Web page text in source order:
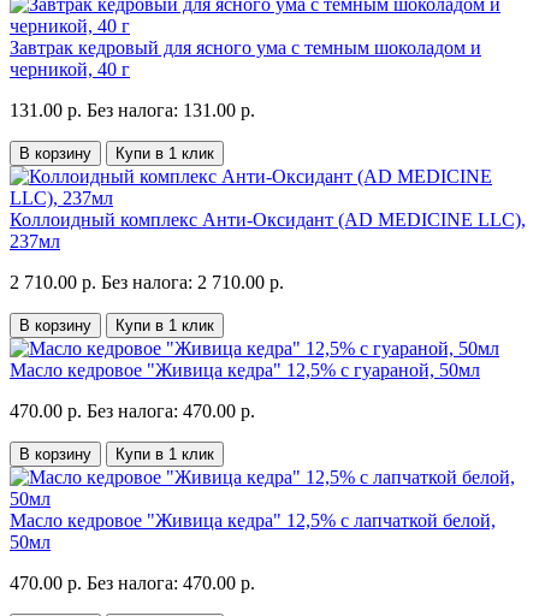
Завтрак кедровый для ясного ума с темным шоколадом и
черникой, 40 г
131.00 р. Без налога: 131.00 р.
В корзину Купи в 1 клик
Коллоидный комплекс Анти-Оксидант (AD MEDICINE LLC),
237мл
2 710.00 р. Без налога: 2 710.00 р.
В корзину Купи в 1 клик
Масло кедровое "Живица кедра" 12,5% с гуараной, 50мл
470.00 р. Без налога: 470.00 р.
В корзину Купи в 1 клик
Масло кедровое "Живица кедра" 12,5% с лапчаткой белой,
50мл
470.00 р. Без налога: 470.00 р.